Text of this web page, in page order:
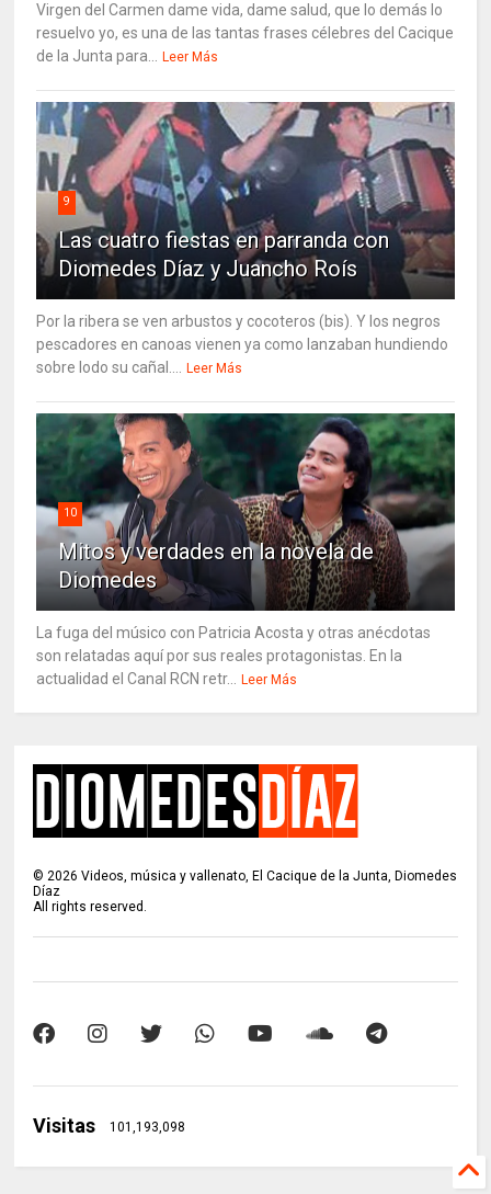
Virgen del Carmen dame vida, dame salud, que lo demás lo
resuelvo yo, es una de las tantas frases célebres del Cacique
de la Junta para... Leer Más
9
Las cuatro fiestas en parranda con
Diomedes Díaz y Juancho Roís
Por la ribera se ven arbustos y cocoteros (bis). Y los negros
pescadores en canoas vienen ya como lanzaban hundiendo
sobre lodo su cañal.... Leer Más
10
Mitos y verdades en la novela de
Diomedes
La fuga del músico con Patricia Acosta y otras anécdotas
son relatadas aquí por sus reales protagonistas. En la
actualidad el Canal RCN retr... Leer Más
©2026 Videos, música y vallenato, El Cacique de la Junta, Diomedes
Díaz
All rights reserved.
Visitas 101,193,098